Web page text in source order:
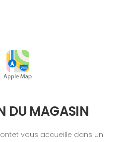
DU MAGASIN
vous accueille dans un